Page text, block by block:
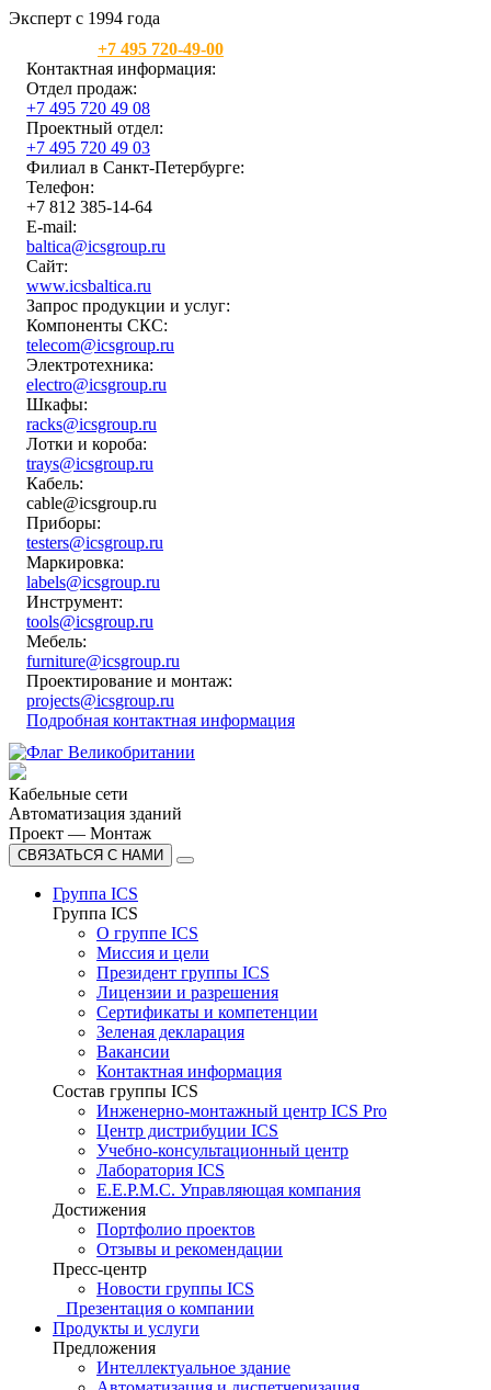
Эксперт с 1994 года
+7 495 720-49-00
Контактная информация:
Отдел продаж:
+7 495 720 49 08
Проектный отдел:
+7 495 720 49 03
Филиал в Санкт-Петербурге:
Телефон:
+7 812 385-14-64
E-mail:
baltica@icsgroup.ru
Сайт:
www.icsbaltica.ru
Запрос продукции и услуг:
Компоненты СКС:
telecom@icsgroup.ru
Электротехника:
electro@icsgroup.ru
Шкафы:
racks@icsgroup.ru
Лотки и короба:
trays@icsgroup.ru
Кабель:
cable@icsgroup.ru
Приборы:
testers@icsgroup.ru
Маркировка:
labels@icsgroup.ru
Инструмент:
tools@icsgroup.ru
Мебель:
furniture@icsgroup.ru
Проектирование и монтаж:
projects@icsgroup.ru
Подробная контактная информация
Кабельные сети
Автоматизация зданий
Проект — Монтаж
СВЯЗАТЬСЯ С НАМИ
Группа ICS
Группа ICS
О группе ICS
Миссия и цели
Президент группы ICS
Лицензии и разрешения
Сертификаты и компетенции
Зеленая декларация
Вакансии
Контактная информация
Состав группы ICS
Инженерно-монтажный центр ICS Pro
Центр дистрибуции ICS
Учебно-консультационный центр
Лаборатория ICS
E.E.P.M.C. Управляющая компания
Достижения
Портфолио проектов
Отзывы и рекомендации
Пресс-центр
Новости группы ICS
Презентация о компании
Продукты и услуги
Предложения
Интеллектуальное здание